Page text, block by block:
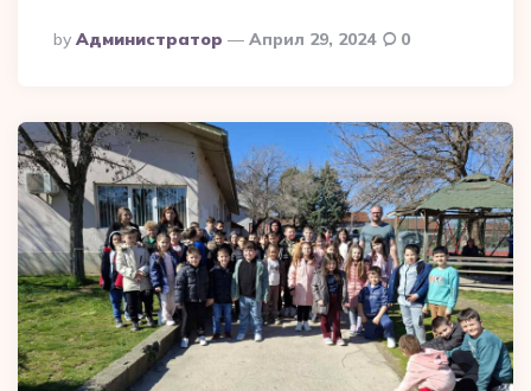
Posted
By
By Администратор Април 29, 2024 0